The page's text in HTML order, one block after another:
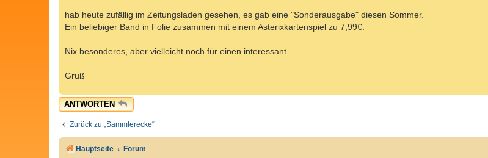
a
g
hab heute zufällig im Zeitungsladen gesehen, es gab eine "Sonderausgabe" diesen Sommer.
Ein beliebiger Band in Folie zusammen mit einem Asterixkartenspiel zu 7,99€.
Nix besonderes, aber vielleicht noch für einen interessant.
Gruß
ANTWORTEN
Zurück zu „Sammlerecke“
Hauptseite Forum